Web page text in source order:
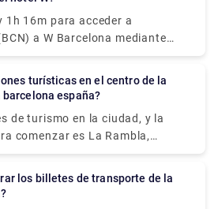
a través de un autobús y
total de viaje con esta técnica
+ 2,20 €. (tarifa de
salen del aeropuerto desde
la 1:00 a. m.
1h 16m para acceder a
a W Barcelona mediante
Astilleros. Alternatively, yo may
- Fontanella, Pl. Cataluña
1h 9m. Train operadores
españa?
de turismo en la ciudad, y la
comenzar es La Rambla,
de si te interesa la historia, el
catedrales y casas,